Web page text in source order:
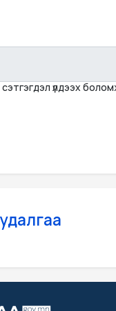
үлдээх